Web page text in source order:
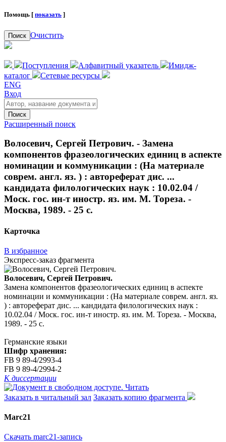
Помощь [ показать ]
Поиск Очистить
Поступления Алфавитный указатель
Имидж-
каталог
Сетевые ресурсы
ENG
Вход
Поиск
Расширенный поиск
Волосевич, Сергей Петрович. - Замена
компонентов фразеологических единиц в аспекте
номинации и коммуникации : (На материале
соврем. англ. яз. ) : автореферат дис. ...
кандидата филологических наук : 10.02.04 /
Моск. гос. ин-т иностр. яз. им. М. Тореза. -
Москва, 1989. - 25 с.
Карточка
В избранное
Экспресс-заказ фрагмента
Волосевич, Сергей Петрович.
Замена компонентов фразеологических единиц в аспекте
номинации и коммуникации : (На материале соврем. англ. яз.
) : автореферат дис. ... кандидата филологических наук :
10.02.04 / Моск. гос. ин-т иностр. яз. им. М. Тореза. - Москва,
1989. - 25 с.
Германские языки
Шифр хранения:
FB 9 89-4/2993-4
FB 9 89-4/2994-2
К диссертации
Читать
Заказать в читальный зал Заказать копию фрагмента
Marc21
Скачать marc21-запись